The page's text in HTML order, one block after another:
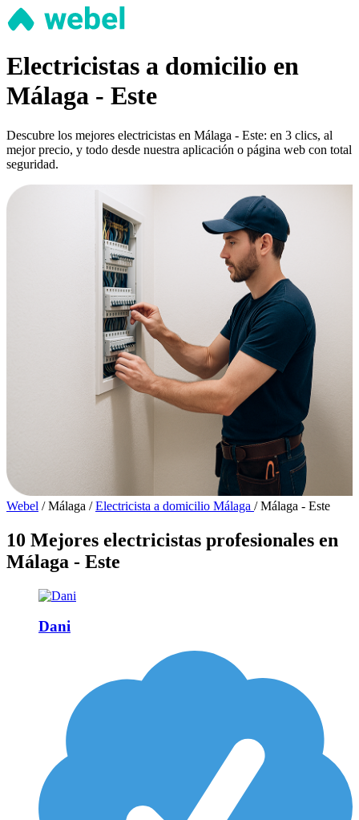
Electricistas a domicilio en
Málaga - Este
Descubre los mejores electricistas en Málaga - Este: en 3 clics, al
mejor precio, y todo desde nuestra aplicación o página web con total
seguridad.
Webel / Málaga / Electricista a domicilio Málaga / Málaga - Este
10 Mejores electricistas profesionales en
Málaga - Este
Dani